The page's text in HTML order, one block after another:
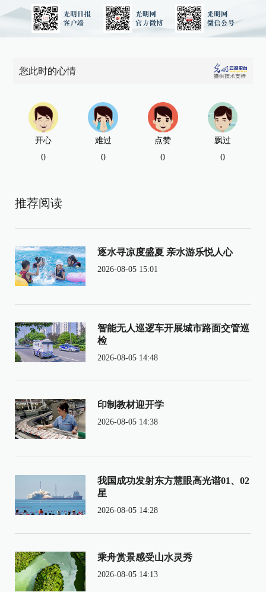
您此时的心情
开心
0
难过
0
点赞
0
飘过
0
推荐阅读
逐水寻凉度盛夏 亲水游乐悦人心
2026-08-05 15:01
智能无人巡逻车开展城市路面交管巡
检
2026-08-05 14:48
印制教材迎开学
2026-08-05 14:38
我国成功发射东方慧眼高光谱01、02
星
2026-08-05 14:28
乘舟赏景感受山水灵秀
2026-08-05 14:13